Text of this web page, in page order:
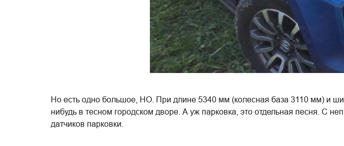
Но есть одно большое, НО. При длине 5340 мм (колесная база 3110 мм) и
нибудь в тесном городском дворе. А уж парковка, это отдельная песня. С
датчиков парковки.